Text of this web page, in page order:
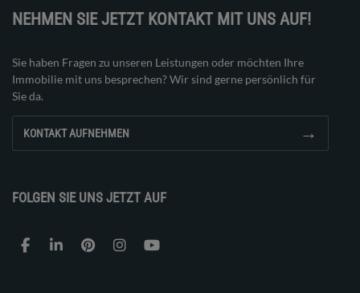
NEHMEN SIE JETZT KONTAKT MIT UNS AUF!
Sie haben Fragen zu unseren Leistungen oder möchten Ihre
Immobilie mit uns besprechen? Wir sind gerne persönlich für
Sie da.
KONTAKT AUFNEHMEN →
FOLGEN SIE UNS JETZT AUF